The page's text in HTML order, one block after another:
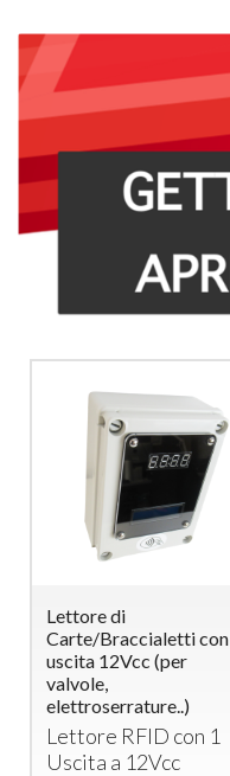
Lettore di
Carte/Braccialetti con
uscita 12Vcc (per
valvole,
elettroserrature..)
Lettore RFID con 1
Uscita a 12Vcc